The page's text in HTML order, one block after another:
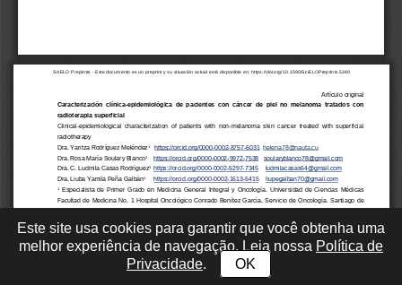
Este site usa cookies para garantir que você obtenha uma
melhor experiência de navegação. Leia nossa Política de
Privacidade. OK